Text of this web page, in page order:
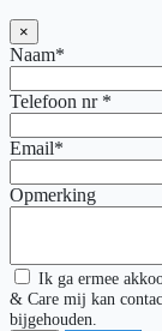
×
Naam*
Telefoon nr *
Email*
Opmerking
Ik ga ermee
& Care mij kan
bijgehouden.